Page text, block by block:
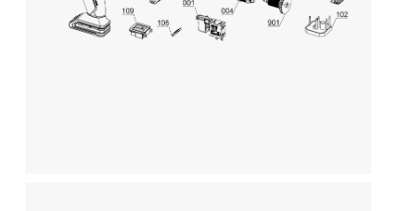
visitor. The website owner needs to setup
the site with their CMP to add this content